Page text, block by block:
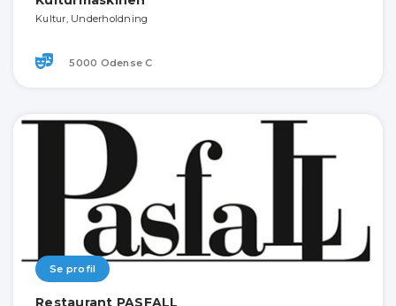
Kultur, Underholdning
5000 Odense C
Se profil
Restaurant PASFALL